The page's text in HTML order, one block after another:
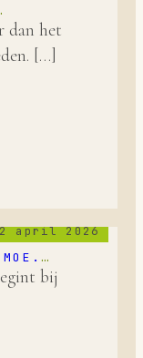
VAN
dan het
[…]
2 april 2026
bij